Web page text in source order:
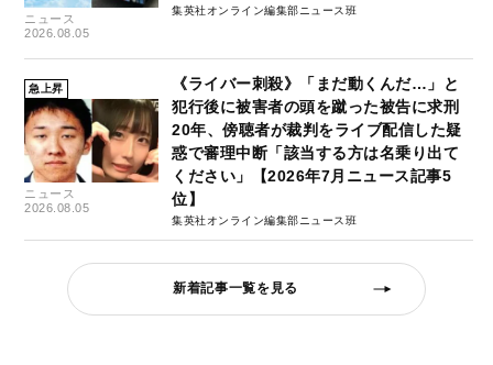
ニュース
2026.08.05
集英社オンライン編集部ニュース班
急上昇
ニュース
2026.08.05
《ライバー刺殺》「まだ動くんだ…」と
犯行後に被害者の頭を蹴った被告に求刑
20年、傍聴者が裁判をライブ配信した疑
惑で審理中断「該当する方は名乗り出て
ください」【2026年7月ニュース記事5
位】
集英社オンライン編集部ニュース班
新着記事一覧を見る